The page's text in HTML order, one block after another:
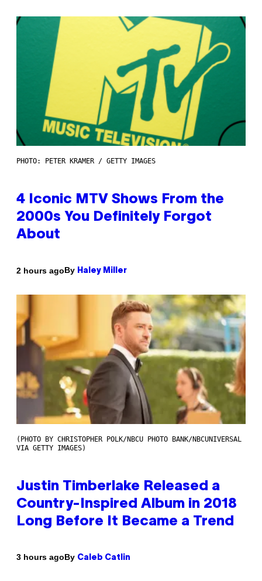
PHOTO: PETER KRAMER / GETTY IMAGES
4 Iconic MTV Shows From the
2000s You Definitely Forgot
About
2 hours agoBy Haley Miller
(PHOTO BY CHRISTOPHER POLK/NBCU PHOTO BANK/NBCUNIVERSAL
VIA GETTY IMAGES)
Justin Timberlake Released a
Country-Inspired Album in 2018
Long Before It Became a Trend
3 hours agoBy Caleb Catlin